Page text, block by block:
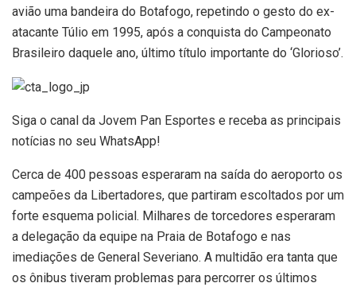
avião uma bandeira do Botafogo, repetindo o gesto do ex-
atacante Túlio em 1995, após a conquista do Campeonato
Brasileiro daquele ano, último título importante do ‘Glorioso’.
Siga o canal da Jovem Pan Esportes e receba as principais
notícias no seu WhatsApp!
Cerca de 400 pessoas esperaram na saída do aeroporto os
campeões da Libertadores, que partiram escoltados por um
forte esquema policial. Milhares de torcedores esperaram
a delegação da equipe na Praia de Botafogo e nas
imediações de General Severiano. A multidão era tanta que
os ônibus tiveram problemas para percorrer os últimos